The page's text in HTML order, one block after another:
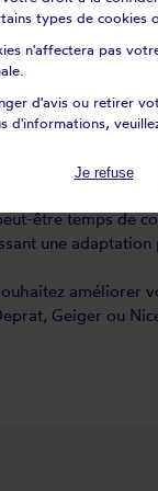
robustesse.
implique une
diamètre et le
d'un moteur
être temps de
une
améliorer
Geiger ou
types de cookies
n'affectera pas
d'avis ou retirer
d'informations,
Je refuse